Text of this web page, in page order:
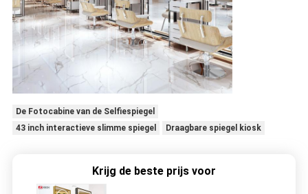
De Fotocabine van de Selfiespiegel
43 inch interactieve slimme spiegel
Draagbare spiegel kiosk
Krijg de beste prijs voor